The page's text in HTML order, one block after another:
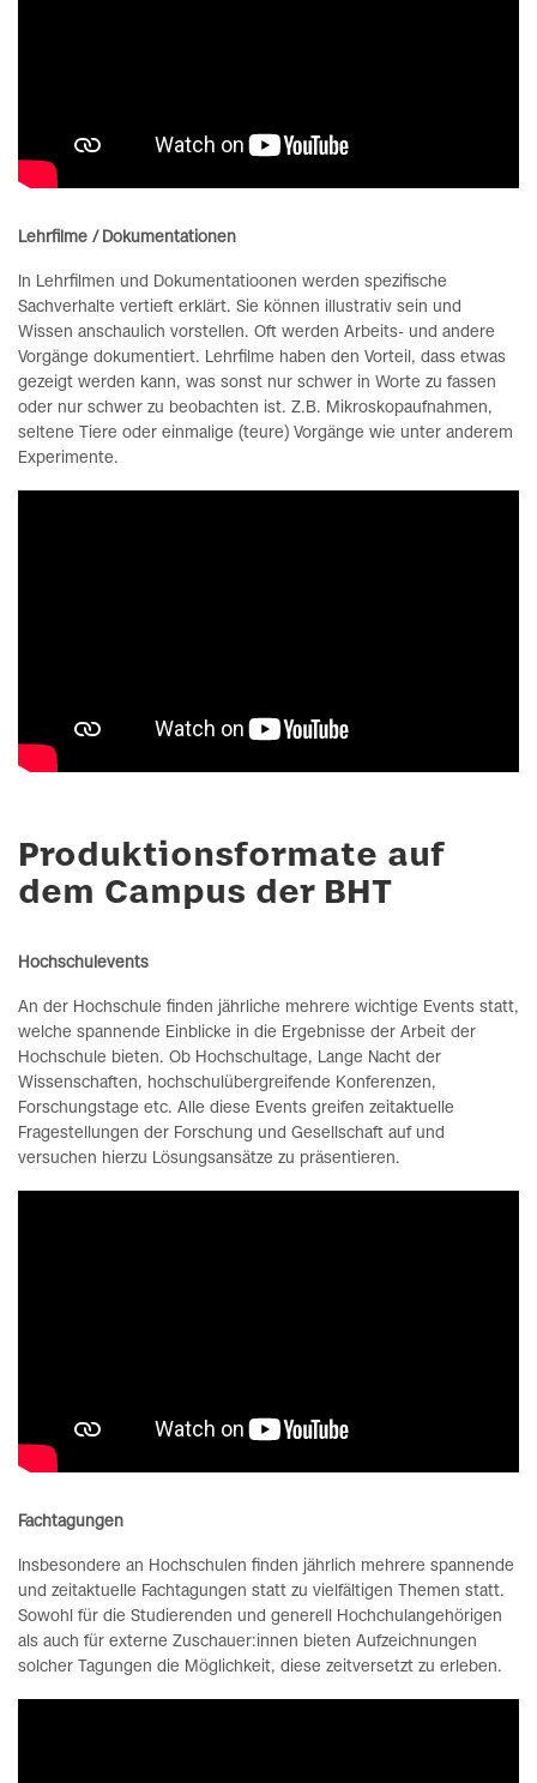
Lehrfilme / Dokumentationen
In Lehrfilmen und Dokumentatioonen werden spezifische
Sachverhalte vertieft erklärt. Sie können illustrativ sein und
Wissen anschaulich vorstellen. Oft werden Arbeits- und andere
Vorgänge dokumentiert. Lehrfilme haben den Vorteil, dass etwas
gezeigt werden kann, was sonst nur schwer in Worte zu fassen
oder nur schwer zu beobachten ist. Z.B. Mikroskopaufnahmen,
seltene Tiere oder einmalige (teure) Vorgänge wie unter anderem
Experimente.
Produktionsformate auf
dem Campus der BHT
Hochschulevents
An der Hochschule finden jährliche mehrere wichtige Events statt,
welche spannende Einblicke in die Ergebnisse der Arbeit der
Hochschule bieten. Ob Hochschultage, Lange Nacht der
Wissenschaften, hochschulübergreifende Konferenzen,
Forschungstage etc. Alle diese Events greifen zeitaktuelle
Fragestellungen der Forschung und Gesellschaft auf und
versuchen hierzu Lösungsansätze zu präsentieren.
Fachtagungen
Insbesondere an Hochschulen finden jährlich mehrere spannende
und zeitaktuelle Fachtagungen statt zu vielfältigen Themen statt.
Sowohl für die Studierenden und generell Hochchulangehörigen
als auch für externe Zuschauer:innen bieten Aufzeichnungen
solcher Tagungen die Möglichkeit, diese zeitversetzt zu erleben.